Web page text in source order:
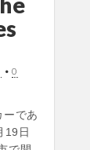
• 0
であ
19日